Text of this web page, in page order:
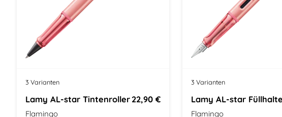
3 Varianten
Lamy AL-star Tintenroller22,90 €
Flamingo
3 Varianten
Lamy AL-star
Flamingo